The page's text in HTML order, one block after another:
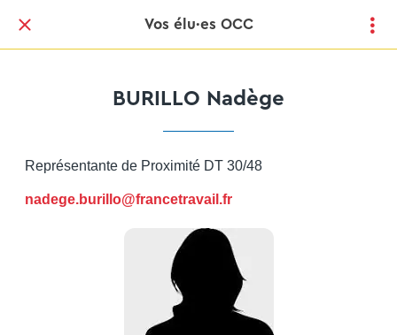
Vos élu·es OCC
BURILLO Nadège
Représentante de Proximité DT 30/48
nadege.burillo@francetravail.fr